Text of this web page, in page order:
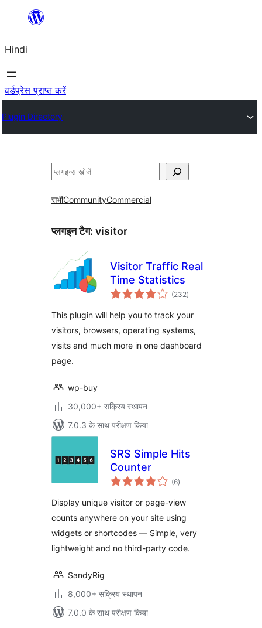
सामग्री
जाएं
Hindi
वर्डप्रेस प्राप्त करें
Plugin Directory
खोजें
सभीCommunityCommercial
प्लगइन टैग: visitor
Visitor Traffic Real
Time Statistics
(232कुल
दर)
This plugin will help you to track your
visitors, browsers, operating systems,
visits and much more in one dashboard
page.
wp-buy
30,000+ सक्रिय स्थापन
7.0.3 के साथ परीक्षण किया
SRS Simple Hits
Counter
(6कुल
दर)
Display unique visitor or page-view
counts anywhere on your site using
widgets or shortcodes — Simple, very
lightweight and no third-party code.
SandyRig
8,000+ सक्रिय स्थापन
7.0.0 के साथ परीक्षण किया